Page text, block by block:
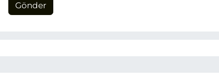
Gönder